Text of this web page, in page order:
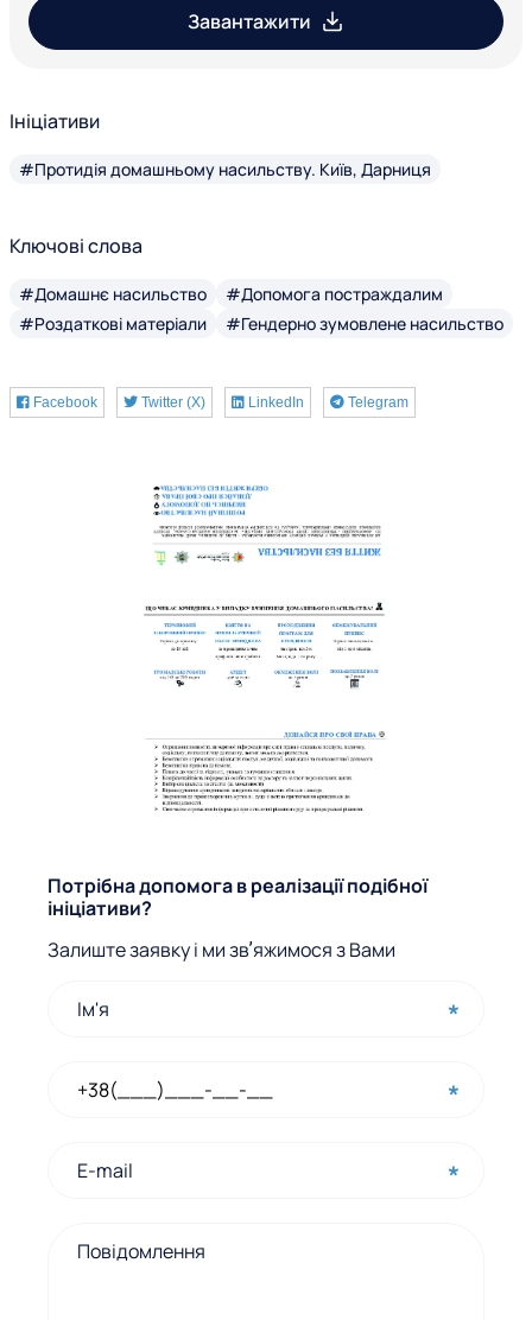
Завантажити
Ініціативи
#Протидія домашньому насильству. Київ, Дарниця
Ключові слова
#Домашнє насильство
#Допомога постраждалим
#Роздаткові матеріали
#Гендерно зумовлене насильство
Facebook Twitter (X) LinkedIn Telegram
Ф
о
р
Потрібна допомога в реалізації подібної
ініціативи?
Залиште заявку і ми звʼяжимося з Вами